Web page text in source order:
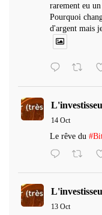
rarement eu
Pourquoi
d'argent mais
14 Oct
Le rêve du
13 Oct